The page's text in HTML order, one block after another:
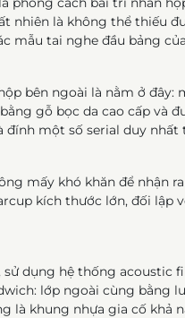
nhiên là không thể thiếu
mẫu tai nghe đầu bảng
bên ngoài là nằm ở đây:
gỗ bọc da cao cấp và
một số serial duy nhất
mấy khó khăn để nhận
kích thước lớn, đối lập
sử dụng hệ thống acoustic
lớp ngoài cùng bằng
là khung nhựa gia cố khả